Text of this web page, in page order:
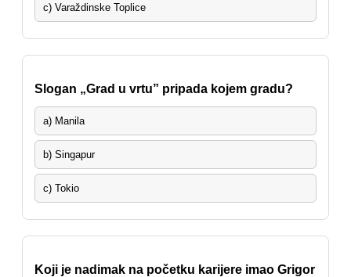
c) Varaždinske Toplice
Slogan „Grad u vrtu” pripada kojem gradu?
a) Manila
b) Singapur
c) Tokio
Koji je nadimak na početku karijere imao Grigor